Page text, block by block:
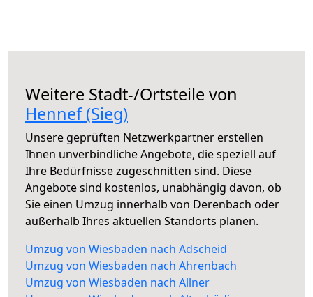
Weitere Stadt-/Ortsteile von
Hennef (Sieg)
Unsere geprüften Netzwerkpartner erstellen
Ihnen unverbindliche Angebote, die speziell auf
Ihre Bedürfnisse zugeschnitten sind. Diese
Angebote sind kostenlos, unabhängig davon, ob
Sie einen Umzug innerhalb von Derenbach oder
außerhalb Ihres aktuellen Standorts planen.
Umzug von Wiesbaden nach Adscheid
Umzug von Wiesbaden nach Ahrenbach
Umzug von Wiesbaden nach Allner